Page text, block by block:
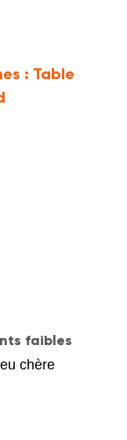
: Table
faibles
chère